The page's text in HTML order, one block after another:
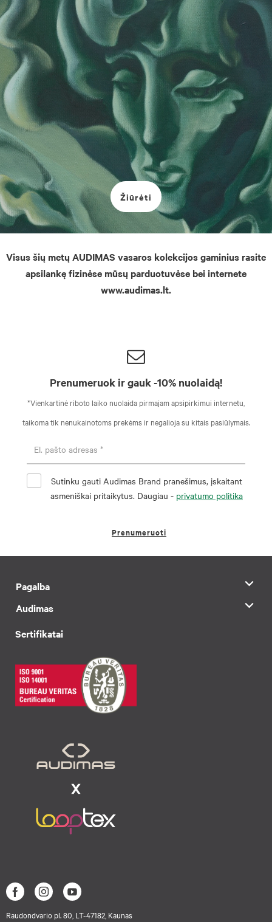
Žiūrėti
Visus šių metų AUDIMAS vasaros kolekcijos gaminius rasite
apsilankę fizinėse mūsų parduotuvėse bei internete
www.audimas.lt.
Prenumeruok ir gauk -10% nuolaidą!
*Vienkartinė riboto laiko nuolaida pirmajam apsipirkimui internetu,
taikoma tik nenukainotoms prekėms ir negalioja su kitais pasiūlymais.
Sutinku gauti Audimas Brand pranešimus, įskaitant
asmeniškai pritaikytus. Daugiau - privatumo politika
Prenumeruoti
Pagalba
Audimas
Sertifikatai
Raudondvario pl. 80, LT-47182, Kaunas